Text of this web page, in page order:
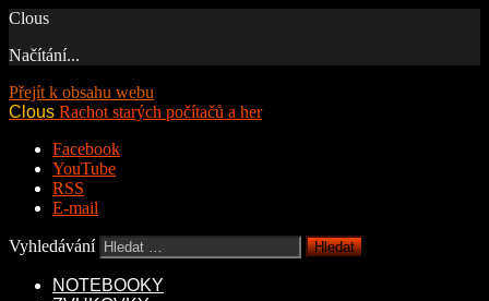
Clous
Načítání...
Přejít k obsahu webu
Clous Rachot starých počítačů a her
Facebook
YouTube
RSS
E-mail
Vyhledávání
NOTEBOOKY